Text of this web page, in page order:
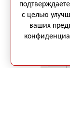
Пн
подтверждаете
с целью
ваших